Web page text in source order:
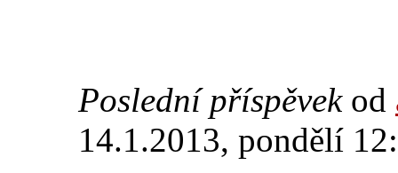
Poslední příspěvek od
14.1.2013, pondělí